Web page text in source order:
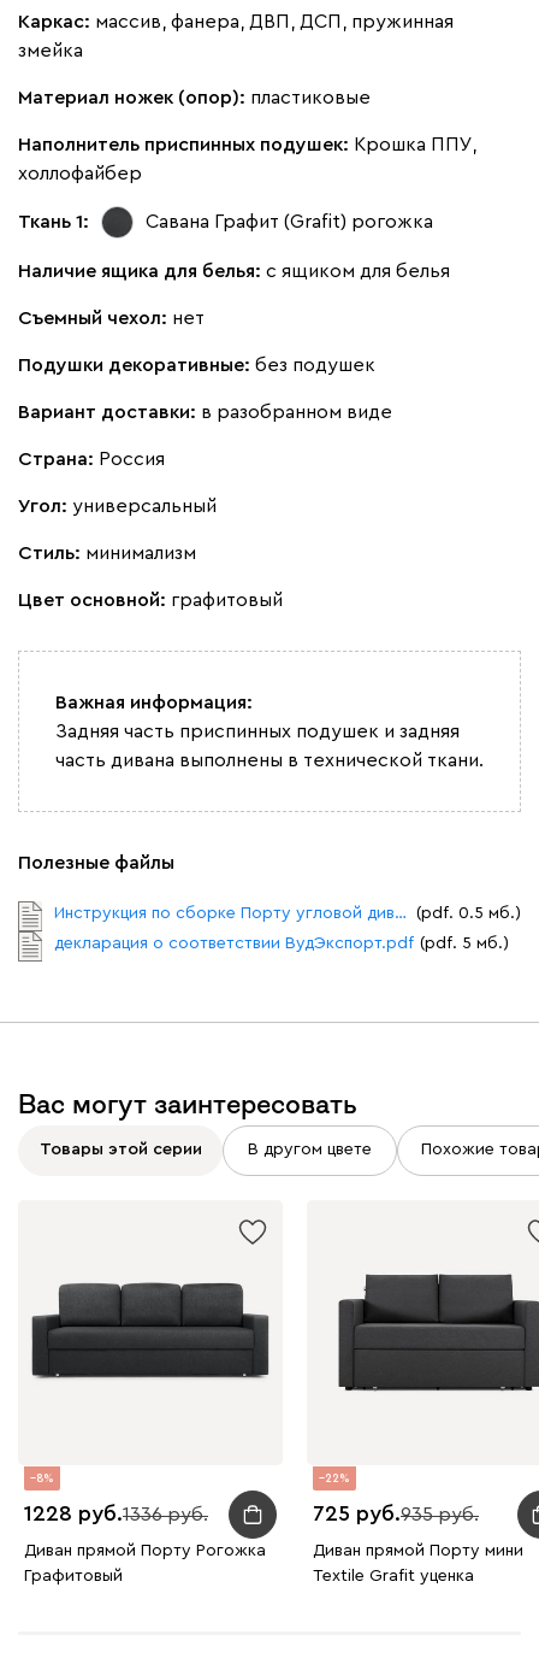
Каркас: массив, фанера, ДВП, ДСП, пружинная
змейка
Материал ножек (опор): пластиковые
Наполнитель приспинных подушек: Крошка ППУ,
холлофайбер
Ткань 1: Савана Графит (Grafit) рогожка
Наличие ящика для белья: с ящиком для белья
Съемный чехол: нет
Подушки декоративные: без подушек
Вариант доставки: в разобранном виде
Страна: Россия
Угол: универсальный
Стиль: минимализм
Цвет основной: графитовый
Важная информация:
Задняя часть приспинных подушек и задняя
часть дивана выполнены в технической ткани.
Полезные файлы
Инструкция по сборке Порту угловой диван.pdf
(pdf. 0.5 мб.)
декларация о соответствии ВудЭкспорт.pdf (pdf. 5 мб.)
Вас могут заинтересовать
Товары этой серии В другом цвете Похожие
8
1228 1336
Диван прямой Порту Рогожка
Графитовый
22
725 935
Диван прямой Порту мини
Textile Grafit уценка